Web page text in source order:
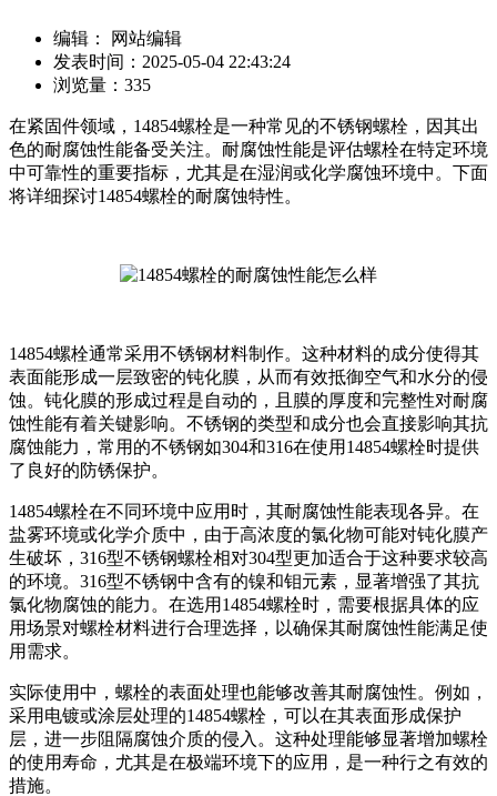
编辑： 网站编辑
发表时间：2025-05-04 22:43:24
浏览量：335
在紧固件领域，14854螺栓是一种常见的不锈钢螺栓，因其出
色的耐腐蚀性能备受关注。耐腐蚀性能是评估螺栓在特定环境
中可靠性的重要指标，尤其是在湿润或化学腐蚀环境中。下面
将详细探讨14854螺栓的耐腐蚀特性。
14854螺栓通常采用不锈钢材料制作。这种材料的成分使得其
表面能形成一层致密的钝化膜，从而有效抵御空气和水分的侵
蚀。钝化膜的形成过程是自动的，且膜的厚度和完整性对耐腐
蚀性能有着关键影响。不锈钢的类型和成分也会直接影响其抗
腐蚀能力，常用的不锈钢如304和316在使用14854螺栓时提供
了良好的防锈保护。
14854螺栓在不同环境中应用时，其耐腐蚀性能表现各异。在
盐雾环境或化学介质中，由于高浓度的氯化物可能对钝化膜产
生破坏，316型不锈钢螺栓相对304型更加适合于这种要求较高
的环境。316型不锈钢中含有的镍和钼元素，显著增强了其抗
氯化物腐蚀的能力。在选用14854螺栓时，需要根据具体的应
用场景对螺栓材料进行合理选择，以确保其耐腐蚀性能满足使
用需求。
实际使用中，螺栓的表面处理也能够改善其耐腐蚀性。例如，
采用电镀或涂层处理的14854螺栓，可以在其表面形成保护
层，进一步阻隔腐蚀介质的侵入。这种处理能够显著增加螺栓
的使用寿命，尤其是在极端环境下的应用，是一种行之有效的
措施。